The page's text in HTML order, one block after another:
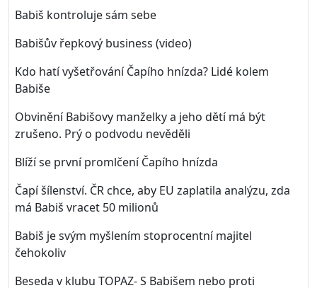
Babiš kontroluje sám sebe
Babišův řepkový business (video)
Kdo hatí vyšetřování Čapího hnízda? Lidé kolem
Babiše
Obvinění Babišovy manželky a jeho dětí má být
zrušeno. Prý o podvodu nevěděli
Blíží se první promlčení Čapího hnízda
Čapí šílenství. ČR chce, aby EU zaplatila analýzu, zda
má Babiš vracet 50 milionů
Babiš je svým myšlením stoprocentní majitel
čehokoliv
Beseda v klubu TOPAZ- S Babišem nebo proti